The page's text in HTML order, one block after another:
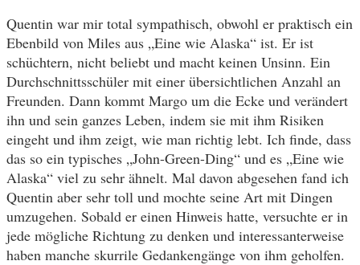
Quentin war mir total sympathisch, obwohl er praktisch ein
Ebenbild von Miles aus „Eine wie Alaska“ ist. Er ist
schüchtern, nicht beliebt und macht keinen Unsinn. Ein
Durchschnittsschüler mit einer übersichtlichen Anzahl an
Freunden. Dann kommt Margo um die Ecke und verändert
ihn und sein ganzes Leben, indem sie mit ihm Risiken
eingeht und ihm zeigt, wie man richtig lebt. Ich finde, dass
das so ein typisches „John-Green-Ding“ und es „Eine wie
Alaska“ viel zu sehr ähnelt. Mal davon abgesehen fand ich
Quentin aber sehr toll und mochte seine Art mit Dingen
umzugehen. Sobald er einen Hinweis hatte, versuchte er in
jede mögliche Richtung zu denken und interessanterweise
haben manche skurrile Gedankengänge von ihm geholfen.